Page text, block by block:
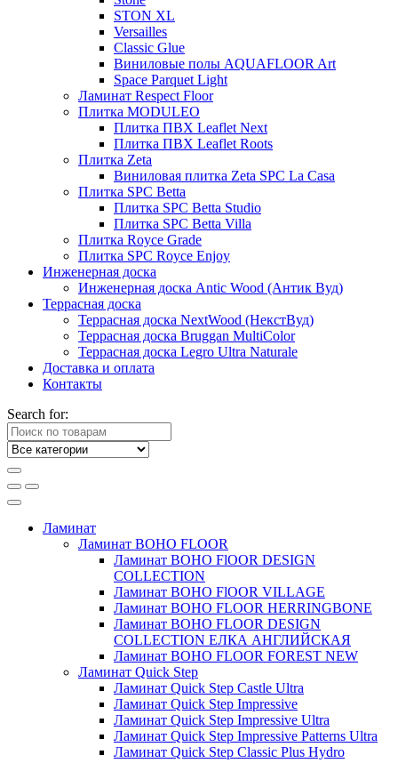
STON XL
Versailles
Classic Glue
Виниловые полы AQUAFLOOR Art
Space Parquet Light
Ламинат Respect Floor
Плитка MODULEO
Плитка ПВХ Leaflet Next
Плитка ПВХ Leaflet Roots
Плитка Zeta
Виниловая плитка Zeta SPC La Casa
Плитка SPC Betta
Плитка SPC Betta Studio
Плитка SPC Betta Villa
Плитка Royce Grade
Плитка SPC Royce Enjoy
Инженерная доска
Инженерная доска Antic Wood (Антик Вуд)
Террасная доска
Террасная доска NextWood (НекстВуд)
Террасная доска Bruggan MultiColor
Террасная доска Legro Ultra Naturale
Доставка и оплата
Контакты
Search for:
Ламинат
Ламинат BOHO FLOOR
Ламинат BOHO FlOOR DESIGN
COLLECTION
Ламинат BOHO FlOOR VILLAGE
Ламинат BOHO FLOOR HERRINGBONE
Ламинат BOHO FLOOR DESIGN
COLLECTION ЕЛКА АНГЛИЙСКАЯ
Ламинат BOHO FLOOR FOREST NEW
Ламинат Quick Step
Ламинат Quick Step Castle Ultra
Ламинат Quick Step Impressive
Ламинат Quick Step Impressive Ultra
Ламинат Quick Step Impressive Patterns Ultra
Ламинат Quick Step Classic Plus Hydro